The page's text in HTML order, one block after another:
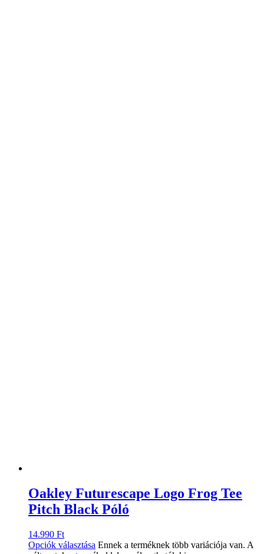
Oakley Futurescape Logo Frog Tee
Pitch Black Póló
14.990 Ft
Opciók választása Ennek a terméknek több variációja van. A